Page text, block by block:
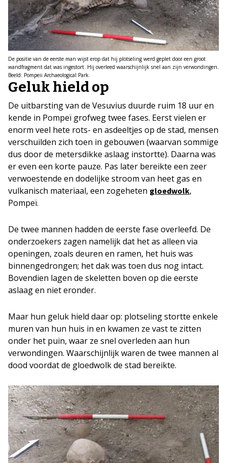
De positie van de eerste man wijst erop dat hij plotseling werd geplet door een groot
wandfragment dat was ingestort. Hij overleed waarschijnlijk snel aan zijn verwondingen.
Beeld: Pompeii Archaeological Park.
Geluk hield op
De uitbarsting van de Vesuvius duurde ruim 18 uur en
kende in Pompeï grofweg twee fases. Eerst vielen er
enorm veel hete rots- en asdeeltjes op de stad, mensen
verschuilden zich toen in gebouwen (waarvan sommige
dus door de metersdikke aslaag instortte). Daarna was
er even een korte pauze. Pas later bereikte een zeer
verwoestende en dodelijke stroom van heet gas en
vulkanisch materiaal, een zogeheten gloedwolk,
Pompeï.
De twee mannen hadden de eerste fase overleefd. De
onderzoekers zagen namelijk dat het as alleen via
openingen, zoals deuren en ramen, het huis was
binnengedrongen; het dak was toen dus nog intact.
Bovendien lagen de skeletten boven op die eerste
aslaag en niet eronder.
Maar hun geluk hield daar op: plotseling stortte enkele
muren van hun huis in en kwamen ze vast te zitten
onder het puin, waar ze snel overleden aan hun
verwondingen. Waarschijnlijk waren de twee mannen al
dood voordat de gloedwolk de stad bereikte.